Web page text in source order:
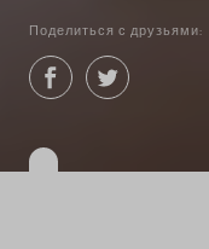
Поделиться с друзьями: